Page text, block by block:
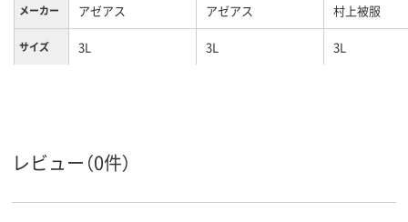
メーカー アゼアス アゼアス 村上被服
サイズ 3L 3L 3L
レビュー（0件）